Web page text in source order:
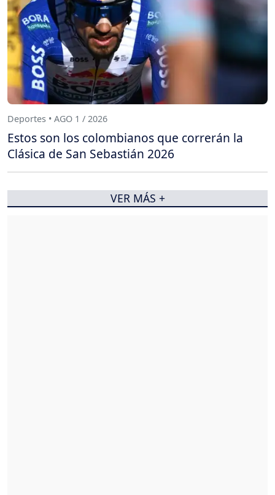
Deportes • AGO 1 / 2026
Estos son los colombianos que correrán la
Clásica de San Sebastián 2026
VER MÁS +